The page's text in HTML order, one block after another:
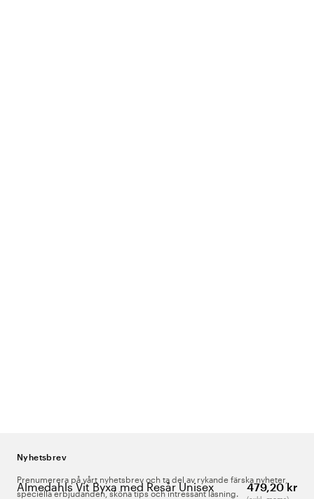
Almedahls Vit Byxa med Resår Unisex 479,20 kr
Nyhetsbrev
Prenumerera på vårt nyhetsbrev och ta del av rykande färska nyheter,
speciella erbjudanden, sköna tips och intressant läsning.